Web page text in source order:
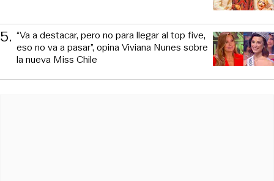
5. “Va a destacar, pero no para llegar al top five,
eso no va a pasar”, opina Viviana Nunes sobre
la nueva Miss Chile